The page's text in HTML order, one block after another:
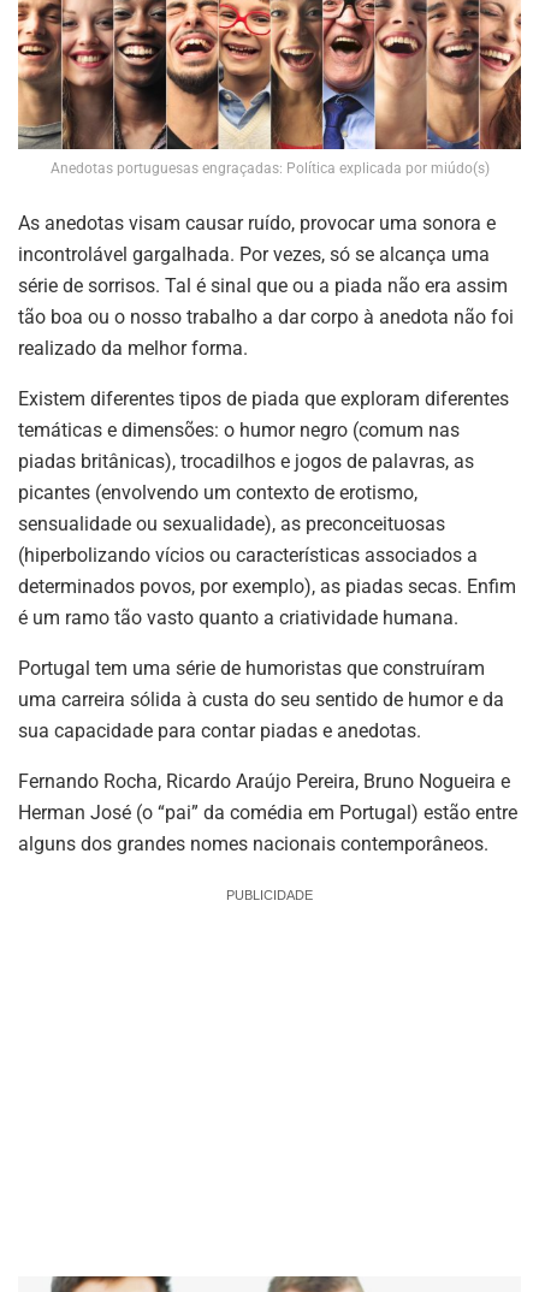
Anedotas portuguesas engraçadas: Política explicada por miúdo(s)
As anedotas visam causar ruído, provocar uma sonora e
incontrolável gargalhada. Por vezes, só se alcança uma
série de sorrisos. Tal é sinal que ou a piada não era assim
tão boa ou o nosso trabalho a dar corpo à anedota não foi
realizado da melhor forma.
Existem diferentes tipos de piada que exploram diferentes
temáticas e dimensões: o humor negro (comum nas
piadas britânicas), trocadilhos e jogos de palavras, as
picantes (envolvendo um contexto de erotismo,
sensualidade ou sexualidade), as preconceituosas
(hiperbolizando vícios ou características associados a
determinados povos, por exemplo), as piadas secas. Enfim
é um ramo tão vasto quanto a criatividade humana.
Portugal tem uma série de humoristas que construíram
uma carreira sólida à custa do seu sentido de humor e da
sua capacidade para contar piadas e anedotas.
Fernando Rocha, Ricardo Araújo Pereira, Bruno Nogueira e
Herman José (o “pai” da comédia em Portugal) estão entre
alguns dos grandes nomes nacionais contemporâneos.
PUBLICIDADE